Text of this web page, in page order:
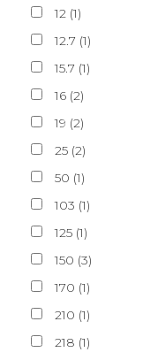
12 (1)
12.7 (1)
15.7 (1)
16 (2)
19 (2)
25 (2)
50 (1)
103 (1)
125 (1)
150 (3)
170 (1)
210 (1)
218 (1)